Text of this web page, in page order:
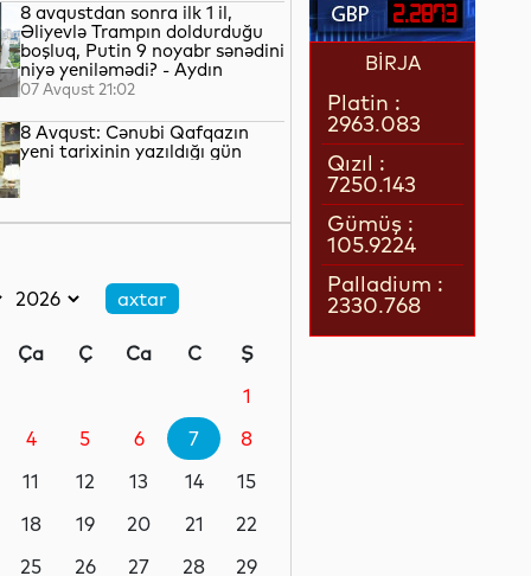
8 avqustdan sonra ilk 1 il,
Əliyevlə Trampın doldurduğu
boşluq, Putin 9 noyabr sənədini
niyə yeniləmədi? - Aydın
QULİYEV yazır...
07 Avqust 21:02
8 Avqust: Cənubi Qafqazın
yeni tarixinin yazıldığı gün
konturları
Paşinyan niyə üzr istəmişdi?
07 Avqust 20:41
ÜST legioner xəstəliyinin
07 Avqust 20:17
Ça Ç Ca C
Ş
1
4 5 6 7
8
11 12 13 14
15
18 19 20 21
22
25 26 27 28
29
2.2873
BİRJA
Platin :
2963.083
Qızıl :
7250.143
Gümüş :
105.9224
Palladium :
2330.768